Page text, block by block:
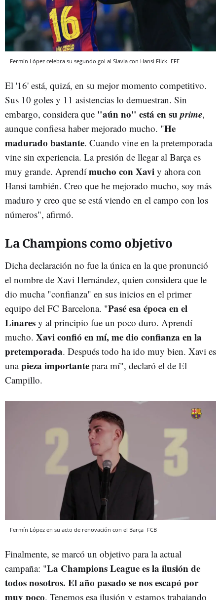
Fermín López celebra su segundo gol al Slavia con Hansi Flick EFE
El '16' está, quizá, en su mejor momento competitivo.
Sus 10 goles y 11 asistencias lo demuestran. Sin
embargo, considera que "aún no" está en suprime,
aunque confiesa haber mejorado mucho. "He
madurado bastante. Cuando vine en la pretemporada
vine sin experiencia. La presión de llegar al Barça es
muy grande. Aprendímucho con Xavi y ahora con
Hansi también. Creo que he mejorado mucho, soy más
maduro y creo que se está viendo en el campo con los
números", afirmó.
La Champions como objetivo
Dicha declaración no fue la única en la que pronunció
el nombre de Xavi Hernández, quien considera que le
dio mucha "confianza" en sus inicios en el primer
equipo del FC Barcelona. "Pasé esa época en el
Linares y al principio fue un poco duro. Aprendí
mucho. Xavi confió en mí, me dio confianza en la
pretemporada. Después todo ha ido muy bien. Xavi es
unapieza importante para mí", declaró el de El
Campillo.
Fermín López en su acto de renovación con el Barça FCB
Finalmente, se marcó un objetivo para la actual
campaña: "La Champions League es la ilusión de
todos nosotros. El año pasado se nos escapó por
muy poco. Tenemos esa ilusión y estamos trabajando